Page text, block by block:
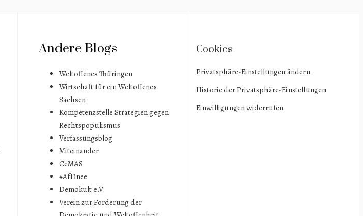
Andere Blogs
Weltoffenes Thüringen
Wirtschaft für ein Weltoffenes
Sachsen
Kompetenzstelle Strategien gegen
Rechtspopulismus
Verfassungsblog
Miteinander
CeMAS
#AfDnee
Demokult e.V.
Verein zur Förderung der
Cookies
Privatsphäre-Einstellungen ändern
Historie der Privatsphäre-Einstellungen
Einwilligungen widerrufen